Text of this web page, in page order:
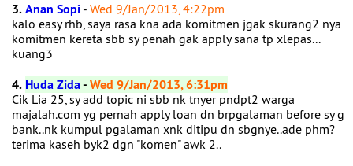
3.Anan Sopi - Wed 9/Jan/2013, 4:22pm
kalo easy rhb, saya rasa kna ada komitmen jgak skurang2 nya
komitmen kereta sbb sy penah gak apply sana tp xlepas...
kuang3
4. Huda Zida-Wed 9/Jan/2013, 6:31pm
Cik Lia 25, sy add topic ni sbb nk tnyer pndpt2 warga
majalah.com yg pernah apply loan dn brpgalaman before sy g
bank..nk kumpul pgalaman xnk ditipu dn sbgnye..ade phm?
terima kaseh byk2 dgn "komen" awk 2..